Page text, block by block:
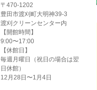
〒470-1202
豊田市渡刈町大明神39-3
渡刈クリーンセンター内
【開館時間】
9:00〜17:00
【休館日】
毎週月曜日（祝日の場合は翌
日休館）
12月28日〜1月4日